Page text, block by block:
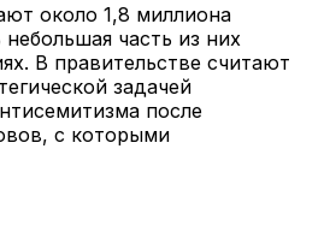
около 1,8 миллиона
часть из них
В правительстве считают
задачей
после
с которыми